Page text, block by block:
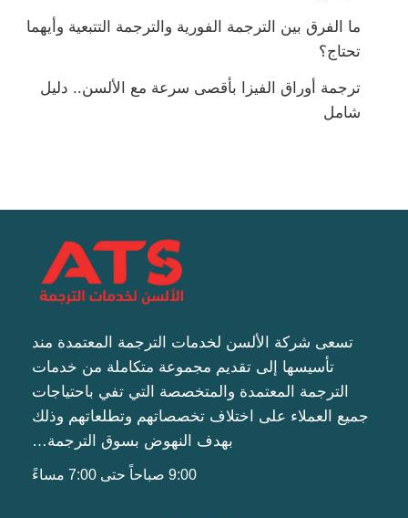
ما الفرق بين الترجمة الفورية والترجمة التتبعية وأيهما
تحتاج؟
ترجمة أوراق الفيزا بأقصى سرعة مع الألسن.. دليل
شامل
تسعى شركة الألسن لخدمات الترجمة المعتمدة مند
تأسيسها إلى تقديم مجموعة متكاملة من خدمات
الترجمة المعتمدة والمتخصصة التي تفي باحتياجات
جميع العملاء على اختلاف تخصصاتهم وتطلعاتهم وذلك
بهدف النهوض بسوق الترجمة…